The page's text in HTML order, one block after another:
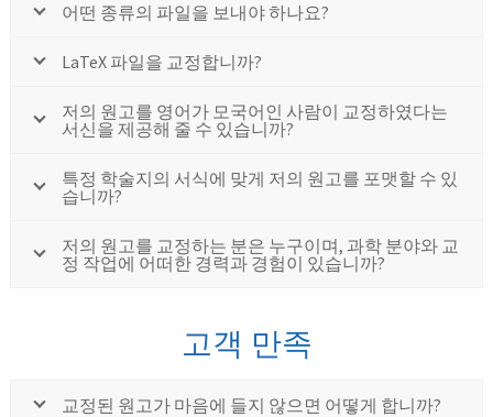
어떤 종류의 파일을 보내야 하나요?
LaTeX 파일을 교정합니까?
저의 원고를 영어가 모국어인 사람이 교정하였다는
서신을 제공해 줄 수 있습니까?
특정 학술지의 서식에 맞게 저의 원고를 포맷할 수 있
습니까?
저의 원고를 교정하는 분은 누구이며, 과학 분야와 교
정 작업에 어떠한 경력과 경험이 있습니까?
고객 만족
교정된 원고가 마음에 들지 않으면 어떻게 합니까?